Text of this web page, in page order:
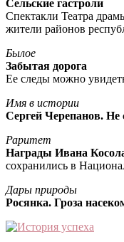
Сельские гастроли
Спектакли Театра
жители районов
Былое
Забытая дорога
Ее следы можно
Имя в истории
Сергей Черепанов. Не
Раритет
Награды Ивана
сохранились в
Дары природы
Росянка. Гроза